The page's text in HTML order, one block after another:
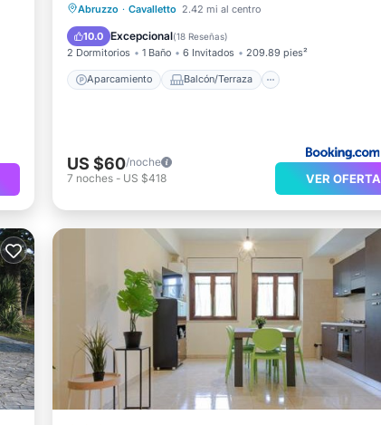
Abruzzo · Cavalletto 2.42 mi al centro
10.0 Excepcional(18 Reseñas)
2 Dormitorios 1 Baño 6 Invitados 209.89 pies²
Aparcamiento Balcón/Terraza
Aparcamiento
Balcón/Terraza
Internet
Apto para niños
US $60/noche
7 noches - US $418 VER OFERTA